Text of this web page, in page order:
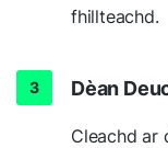
fhillteachd.
Dèan
Cleachd ar